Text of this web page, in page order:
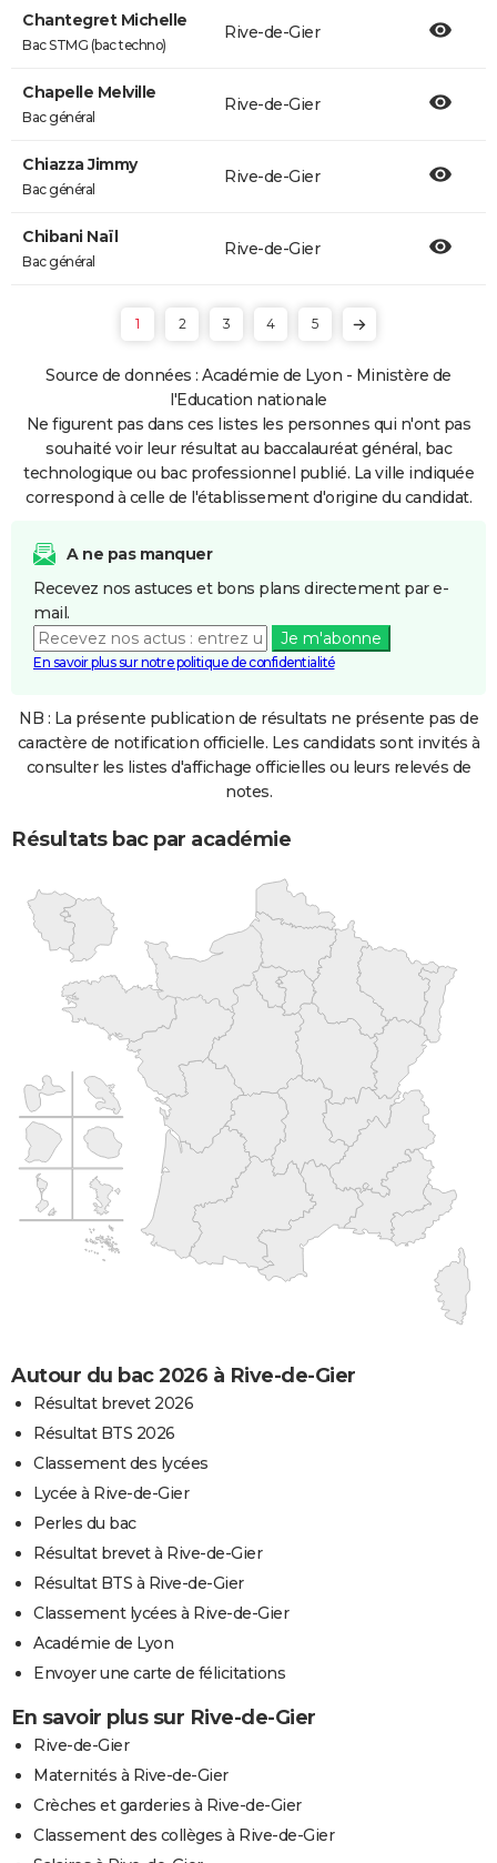
Chantegret Michelle
Bac STMG (bac techno)
Rive-de-Gier
Chapelle Melville
Bac général
Rive-de-Gier
Chiazza Jimmy
Bac général
Rive-de-Gier
Chibani Naïl
Bac général
Rive-de-Gier
1 2 3 4 5
Source de données : Académie de Lyon - Ministère de
l'Education nationale
Ne figurent pas dans ces listes les personnes qui n'ont pas
souhaité voir leur résultat au baccalauréat général, bac
technologique ou bac professionnel publié. La ville indiquée
correspond à celle de l'établissement d'origine du candidat.
A ne pas manquer
Recevez nos astuces et bons plans directement par e-
mail.
Je m'abonne
En savoir plus sur notre politique de confidentialité
NB : La présente publication de résultats ne présente pas de
caractère de notification officielle. Les candidats sont invités à
consulter les listes d'affichage officielles ou leurs relevés de
notes.
Résultats bac par académie
Autour du bac 2026 à Rive-de-Gier
Résultat brevet 2026
Résultat BTS 2026
Classement des lycées
Lycée à Rive-de-Gier
Perles du bac
Résultat brevet à Rive-de-Gier
Résultat BTS à Rive-de-Gier
Classement lycées à Rive-de-Gier
Académie de Lyon
Envoyer une carte de félicitations
En savoir plus sur Rive-de-Gier
Rive-de-Gier
Maternités à Rive-de-Gier
Crèches et garderies à Rive-de-Gier
Classement des collèges à Rive-de-Gier